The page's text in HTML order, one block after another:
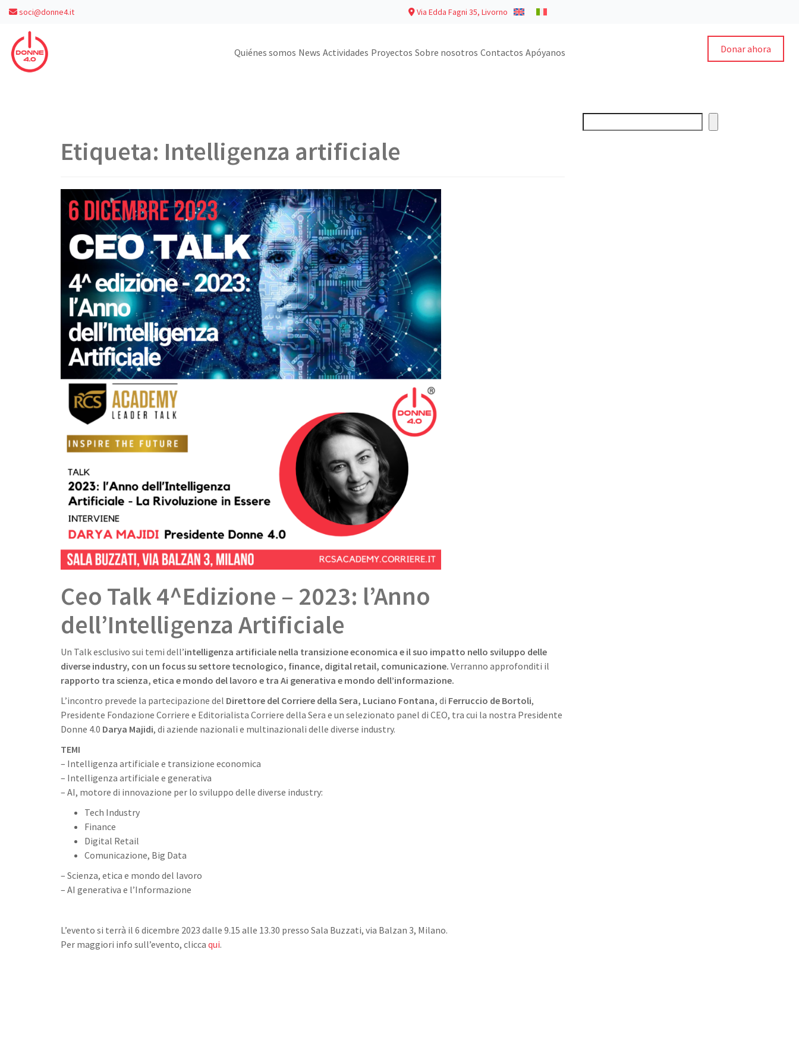
soci@donne4.it Via Edda Fagni 35, Livorno
Quiénes somos News Actividades Proyectos Sobre nosotros Contactos Apóyanos Donar ahora
Etiqueta: Intelligenza artificiale
Ceo Talk 4^Edizione – 2023: l’Anno
dell’Intelligenza Artificiale
Un Talk esclusivo sui temi dell’intelligenza artificiale nella transizione economica e il suo impatto nello sviluppo delle
diverse industry, con un focus su settore tecnologico, finance, digital retail, comunicazione. Verranno approfonditi il
rapporto tra scienza, etica e mondo del lavoro e tra Ai generativa e mondo dell’informazione.
L’incontro prevede la partecipazione del Direttore del Corriere della Sera, Luciano Fontana, di Ferruccio de Bortoli,
Presidente Fondazione Corriere e Editorialista Corriere della Sera e un selezionato panel di CEO, tra cui la nostra Presidente
Donne 4.0 Darya Majidi, di aziende nazionali e multinazionali delle diverse industry.
TEMI
– Intelligenza artificiale e transizione economica
– Intelligenza artificiale e generativa
– AI, motore di innovazione per lo sviluppo delle diverse industry:
Tech Industry
Finance
Digital Retail
Comunicazione, Big Data
– Scienza, etica e mondo del lavoro
– AI generativa e l’Informazione
L’evento si terrà il 6 dicembre 2023 dalle 9.15 alle 13.30 presso Sala Buzzati, via Balzan 3, Milano.
Per maggiori info sull’evento, clicca qui.